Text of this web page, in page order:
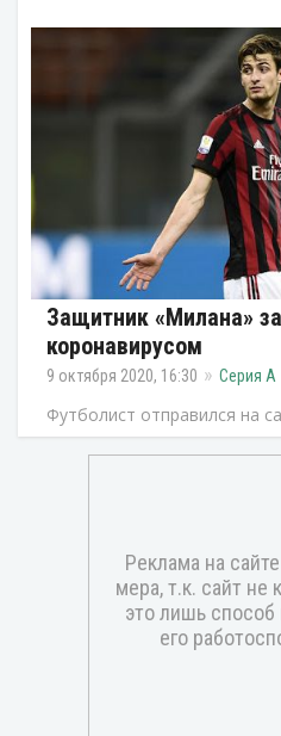
Защитник «Милана»
коронавирусом
9 октября 2020, 16:30 Серия А
Футболист отправился на